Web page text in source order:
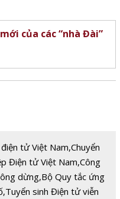
của các “nhà Đài”
tử Việt Nam,Chuyển
Điện tử Việt Nam,Công
dừng,Bộ Quy tắc ứng
,Tuyển sinh Điện tử viễn